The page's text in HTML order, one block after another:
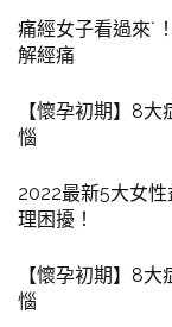
痛經女子看過來˙
解經痛
【懷孕初期】8
惱
2022最新5大女
理困擾！
【懷孕初期】8
惱